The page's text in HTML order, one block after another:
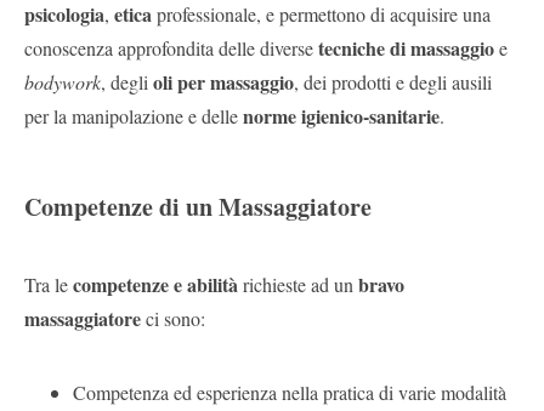
psicologia, etica professionale, e permettono di acquisire una
conoscenza approfondita delle diversetecniche di massaggioe
bodywork, degli oli per massaggio, dei prodotti e degli ausili
per la manipolazione e dellenorme igienico-sanitarie.
Competenze di un Massaggiatore
Tra lecompetenze e abilità richieste ad un bravo
massaggiatoreci sono:
Competenza ed esperienza nella pratica di varie modalità